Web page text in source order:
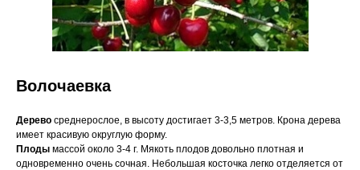
Волочаевка
Дерево среднерослое, в высоту достигает 3-3,5 метров. Крона дерева
имеет красивую округлую форму.
Плоды массой около 3-4 г. Мякоть плодов довольно плотная и
одновременно очень сочная. Небольшая косточка легко отделяется от